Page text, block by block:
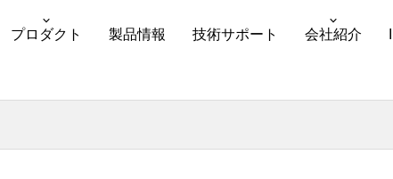
プロダクト 製品情報 技術サポート 会社紹介